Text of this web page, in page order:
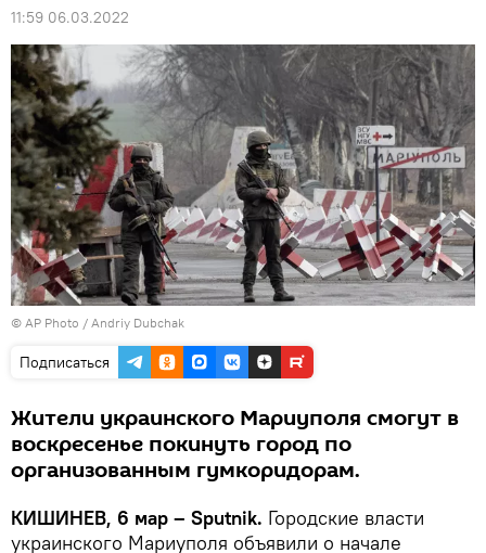
11:59 06.03.2022
© AP Photo / Andriy Dubchak
Подписаться
Жители украинского Мариуполя смогут в
воскресенье покинуть город по
организованным гумкоридорам.
КИШИНЕВ, 6 мар – Sputnik. Городские власти
украинского Мариуполя объявили о начале